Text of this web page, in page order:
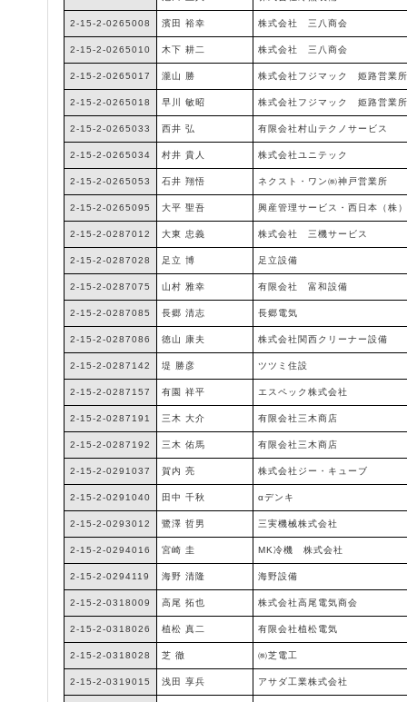
2-15-2-0265008 濱田 裕幸 株式会社 三八商会
2-15-2-0265010 木下 耕二 株式会社 三八商会
2-15-2-0265017 瀧山 勝 株式会社フジマック 姫路営業所
2-15-2-0265018 早川 敏昭 株式会社フジマック 姫路営業所
2-15-2-0265033 西井 弘 有限会社村山テクノサービス
2-15-2-0265034 村井 貴人 株式会社ユニテック
2-15-2-0265053 石井 翔悟 ネクスト・ワン㈱神戸営業所
2-15-2-0265095 大平 聖吾 興産管理サービス・西日本（株）
2-15-2-0287012 大東 忠義 株式会社 三機サービス
2-15-2-0287028 足立 博 足立設備
2-15-2-0287075 山村 雅幸 有限会社 富和設備
2-15-2-0287085 長郷 清志 長郷電気
2-15-2-0287086 徳山 康夫 株式会社関西クリーナー設備
2-15-2-0287142 堤 勝彦 ツツミ住設
2-15-2-0287157 有園 祥平 エスペック株式会社
2-15-2-0287191 三木 大介 有限会社三木商店
2-15-2-0287192 三木 佑馬 有限会社三木商店
2-15-2-0291037 賀内 亮 株式会社ジー・キューブ
2-15-2-0291040 田中 千秋 αデンキ
2-15-2-0293012 鷺澤 哲男 三実機械株式会社
2-15-2-0294016 宮崎 圭 MK冷機 株式会社
2-15-2-0294119 海野 清隆 海野設備
2-15-2-0318009 高尾 拓也 株式会社高尾電気商会
2-15-2-0318026 植松 真二 有限会社植松電気
2-15-2-0318028 芝 徹 ㈱芝電工
2-15-2-0319015 浅田 享兵 アサダ工業株式会社